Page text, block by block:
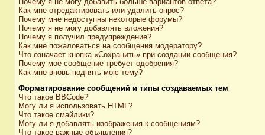
Как мне отредактировать или удалить опрос?
Почему мне недоступны некоторые форумы?
Почему я не могу добавлять вложения?
Почему я получил предупреждение?
Как мне пожаловаться на сообщения модератору?
Что означает кнопка «Сохранить» при создании сообщения?
Почему моё сообщение требует одобрения?
Как мне вновь поднять мою тему?
Форматирование сообщений и типы создаваемых тем
Что такое BBCode?
Могу ли я использовать HTML?
Что такое смайлики?
Могу ли я добавлять изображения к сообщениям?
Что такое важные объявления?